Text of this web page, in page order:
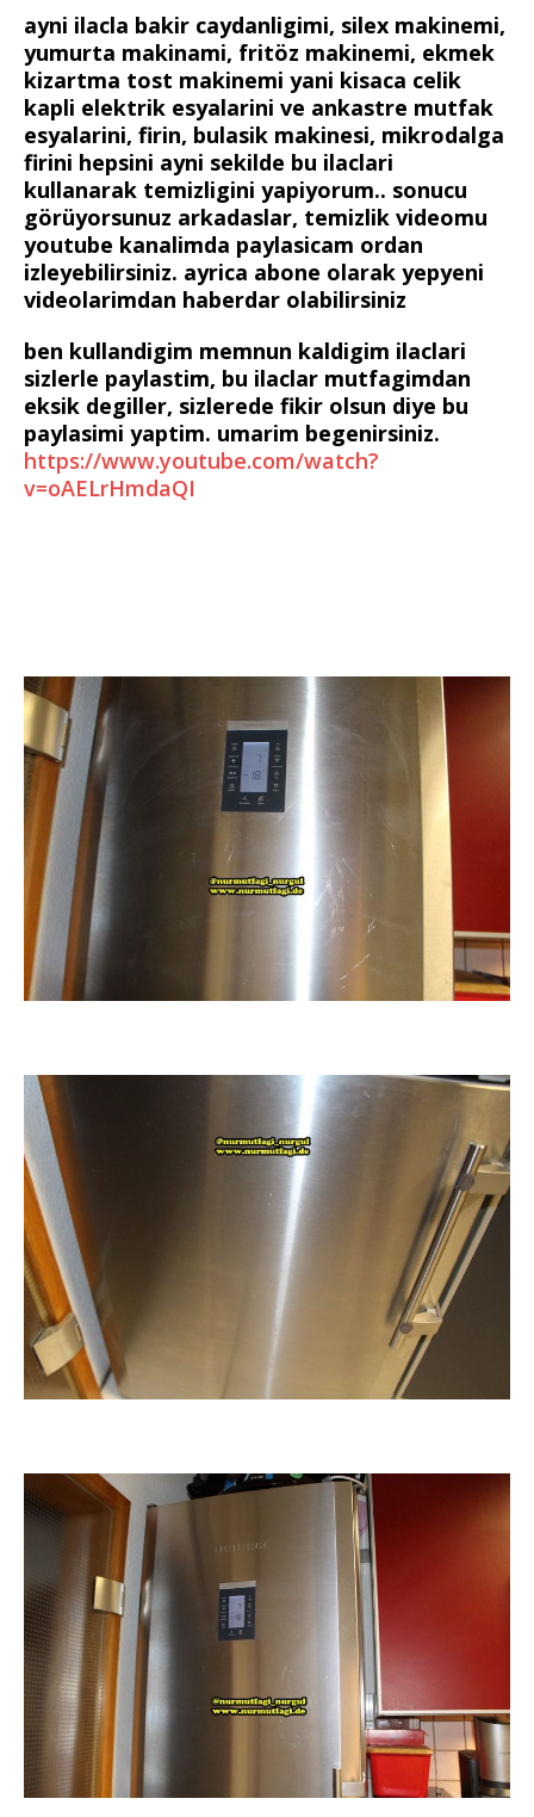
ayni ilacla bakir caydanligimi, silex makinemi,
yumurta makinami, fritöz makinemi, ekmek
kizartma tost makinemi yani kisaca celik
kapli elektrik esyalarini ve ankastre mutfak
esyalarini, firin, bulasik makinesi, mikrodalga
firini hepsini ayni sekilde bu ilaclari
kullanarak temizligini yapiyorum.. sonucu
görüyorsunuz arkadaslar, temizlik videomu
youtube kanalimda paylasicam ordan
izleyebilirsiniz. ayrica abone olarak yepyeni
videolarimdan haberdar olabilirsiniz
ben kullandigim memnun kaldigim ilaclari
sizlerle paylastim, bu ilaclar mutfagimdan
eksik degiller, sizlerede fikir olsun diye bu
paylasimi yaptim. umarim begenirsiniz.
https://www.youtube.com/watch?
v=oAELrHmdaQI